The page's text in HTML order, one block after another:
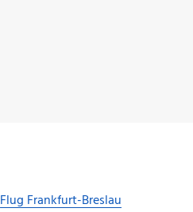
Flug Frankfurt-Breslau